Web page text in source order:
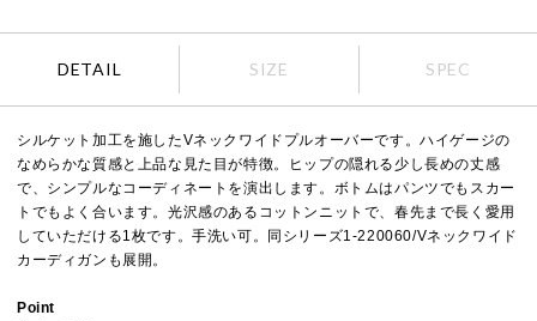
DETAIL SIZE SPEC
シルケット加工を施したVネックワイドプルオーバーです。ハイゲージの
なめらかな質感と上品な見た目が特徴。ヒップの隠れる少し長めの丈感
で、シンプルなコーディネートを演出します。ボトムはパンツでもスカー
トでもよく合います。光沢感のあるコットンニットで、春先まで長く愛用
していただける1枚です。手洗い可。同シリーズ1-220060/Vネックワイド
カーディガンも展開。
Point